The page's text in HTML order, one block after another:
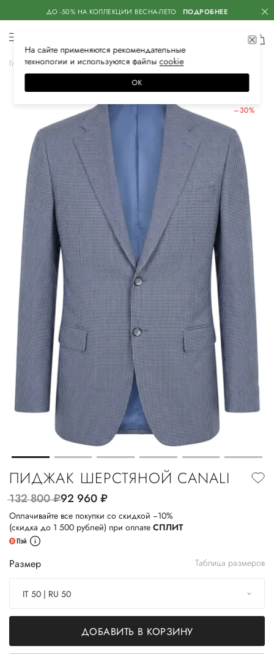
ДО -50% НА КОЛЛЕКЦИИ ВЕСНА-ЛЕТО ПОДРОБНЕЕ
Главная Мужская Одежда Пиджаки Классические
–30%
ПИДЖАК ШЕРСТЯНОЙ CANALI
132 800руб.92 960руб.
Оплачивайте все покупки со скидкой −10%
(скидка до 1 500 рублей) при оплате СПЛИТ
Размер Таблица размеров
IT 50 | RU 50
ДОБАВИТЬ В КОРЗИНУ
На сайте применяются рекомендательные
технологии и используются файлысооkiе
ОК